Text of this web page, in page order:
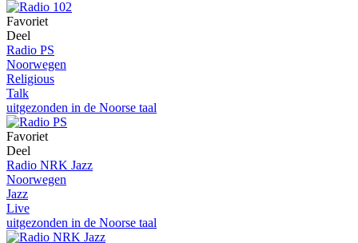
Favoriet
Deel
Radio PS
Noorwegen
Religious
Talk
uitgezonden in de Noorse taal
Favoriet
Deel
Radio NRK Jazz
Noorwegen
Jazz
Live
uitgezonden in de Noorse taal